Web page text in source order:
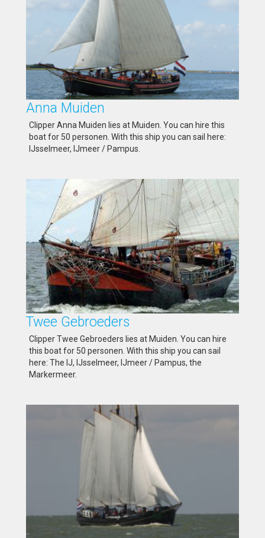
Anna Muiden
Clipper Anna Muiden lies at Muiden. You can hire this
boat for 50 personen. With this ship you can sail here:
IJsselmeer, IJmeer / Pampus.
Twee Gebroeders
Clipper Twee Gebroeders lies at Muiden. You can hire
this boat for 50 personen. With this ship you can sail
here: The IJ, IJsselmeer, IJmeer / Pampus, the
Markermeer.